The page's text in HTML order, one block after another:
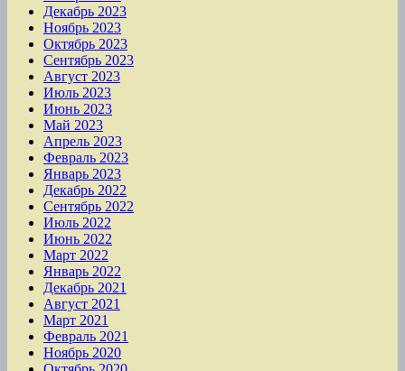
Декабрь 2023
Ноябрь 2023
Октябрь 2023
Сентябрь 2023
Август 2023
Июль 2023
Июнь 2023
Май 2023
Апрель 2023
Февраль 2023
Январь 2023
Декабрь 2022
Сентябрь 2022
Июль 2022
Июнь 2022
Март 2022
Январь 2022
Декабрь 2021
Август 2021
Март 2021
Февраль 2021
Ноябрь 2020